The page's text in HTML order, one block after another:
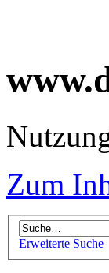
Zum
Erweiterte Suche